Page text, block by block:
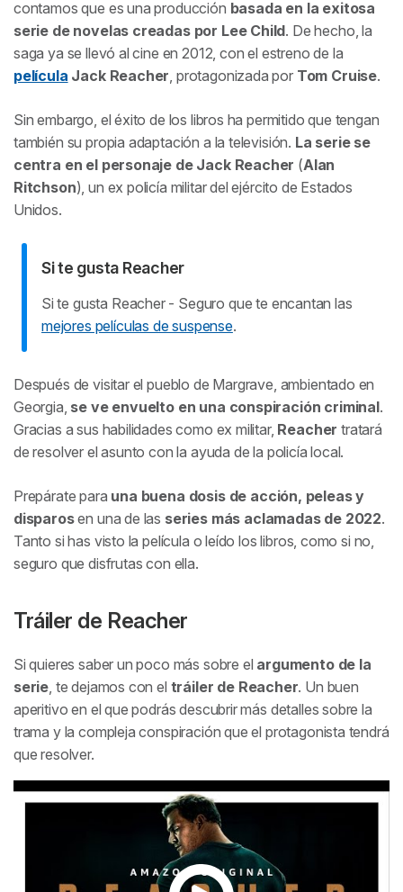
contamos que es una producción basada en la exitosa
serie de novelas creadas por Lee Child. De hecho, la
saga ya se llevó al cine en 2012, con el estreno de la
película Jack Reacher , protagonizada por Tom Cruise.
Sin embargo, el éxito de los libros ha permitido que tengan
también su propia adaptación a la televisión. La serie se
centra en el personaje de Jack Reacher (Alan
Ritchson), un ex policía militar del ejército de Estados
Unidos.
Si te gusta Reacher
Si te gusta Reacher- Seguro que te encantan las
mejores películas de suspense.
Después de visitar el pueblo de Margrave, ambientado en
Georgia, se ve envuelto en una conspiración criminal.
Gracias a sus habilidades como ex militar, Reacher tratará
de resolver el asunto con la ayuda de la policía local.
Prepárate para una buena dosis de acción, peleas y
disparosen una de las series más aclamadas de 2022.
Tanto si has visto la película o leído los libros, como si no,
seguro que disfrutas con ella.
Tráiler de Reacher
Si quieres saber un poco más sobre el argumento de la
serie , te dejamos con el tráiler de Reacher. Un buen
aperitivo en el que podrás descubrir más detalles sobre la
trama y la compleja conspiración que el protagonista tendrá
que resolver.